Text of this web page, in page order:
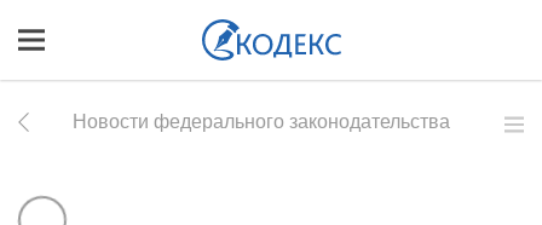
Новости федерального законодательства